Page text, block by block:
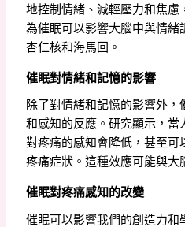
地控制情緒、減輕壓力和焦慮
為催眠可以影響大腦中與情緒
杏仁核和海馬回。
催眠對情緒和記憶的影響
除了對情緒和記憶的影響外
和感知的反應。研究顯示，當
對疼痛的感知會降低，甚至可
疼痛症狀。這種效應可能與大
催眠對疼痛感知的改變
催眠可以影響我們的創造力和